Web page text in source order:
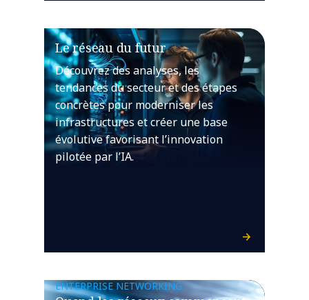
Le réseau du futur
Découvrez des analyses, les
tendances du secteur et des étapes
concrètes pour moderniser les
infrastructures et créer une base
évolutive favorisant l’innovation
pilotée par l’IA.
ENTERPRISE NETWORKING